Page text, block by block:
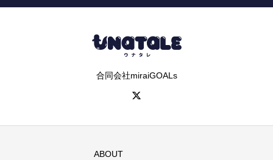
合同会社miraiGOALs
ABOUT